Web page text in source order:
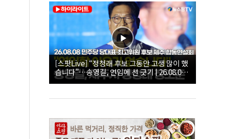
[스팟Live] “정청래 후보 그동안 고생 많이 했
습니다”…송영길, 연임에 선 긋기 | 26.08.08
더불어민주당 당대표·최고위원 후보 제주 합